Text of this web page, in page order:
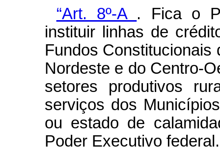
“Art. 8º-A . Fica o
instituir linhas de
Fundos Constitucionais
Nordeste e do Centro-
setores produtivos
serviços dos
ou estado de
Poder Executivo federal.